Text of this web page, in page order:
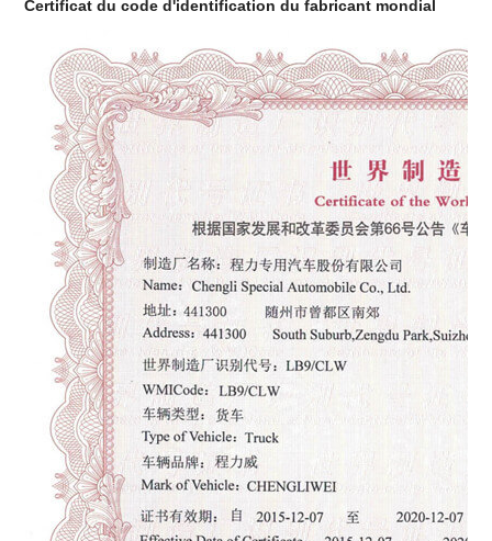
Certificat du code d'identification du fabricant mondial